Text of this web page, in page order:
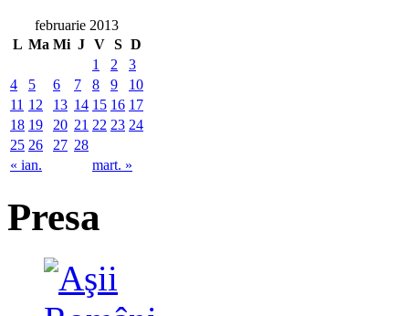
februarie 2013
L Ma Mi J V S D
« ian. mart. »
1 2
3
4
5 6 7 8 9
10
11 12 13 14 15 16 17
18 19 20 21 22 23 24
25 26 27 28
Presa